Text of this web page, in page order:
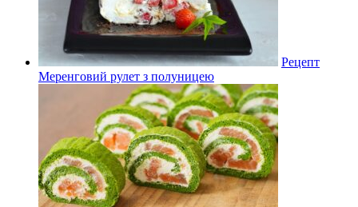
Рецепт
Меренговий рулет з полуницею